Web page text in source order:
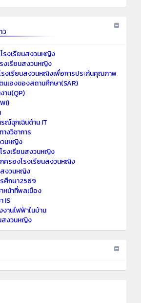
งเรียนสงวนหญิง
งเรียนสงวนหญิง
รงเรียนสงวนหญิงเพื่อการประกันคุณภาพ
นเองของสถานศึกษา(SAR)
าน(QP)
ณ์ฉุกเฉินด้าน IT
งวิชาการ
วนหญิง
รงเรียนสงวนหญิง
ครองโรงเรียนสงวนหญิง
สงวนหญิง
ศึกษา2569
หน้าที่พลเมือง
IS
านไฟฟ้าในบ้าน
สงวนหญิง